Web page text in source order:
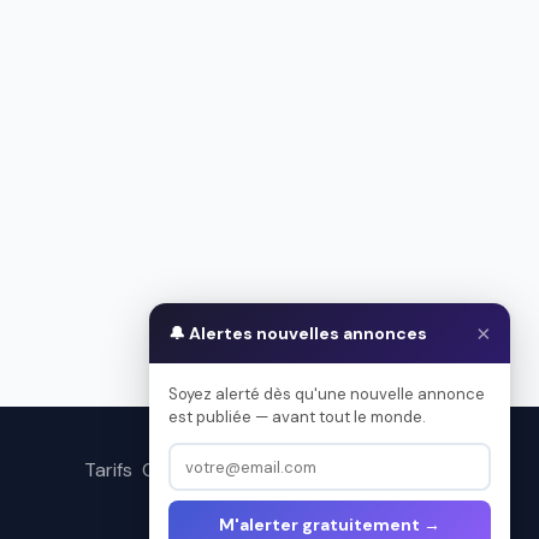
🔔 Alertes nouvelles annonces ×
Soyez alerté dès qu'une nouvelle annonce
est publiée — avant tout le monde.
M'alerter gratuitement →
Tarifs Contact Conditions d’utilisation